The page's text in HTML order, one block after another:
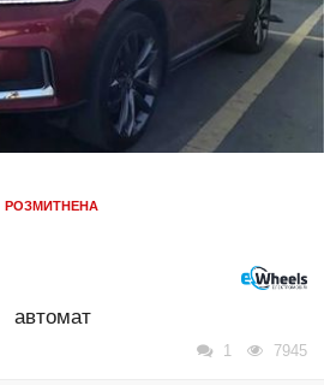
РОЗМИТНЕНА
автомат
1 7945